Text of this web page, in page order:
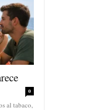
0
al tabaco,